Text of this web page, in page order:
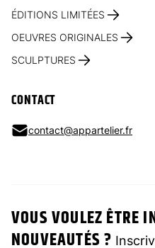
ÉDITIONS LIMITÉES
OEUVRES ORIGINALES
SCULPTURES
CONTACT
contact@appartelier.fr
VOUS VOULEZ ÊTRE
NOUVEAUTÉS ?